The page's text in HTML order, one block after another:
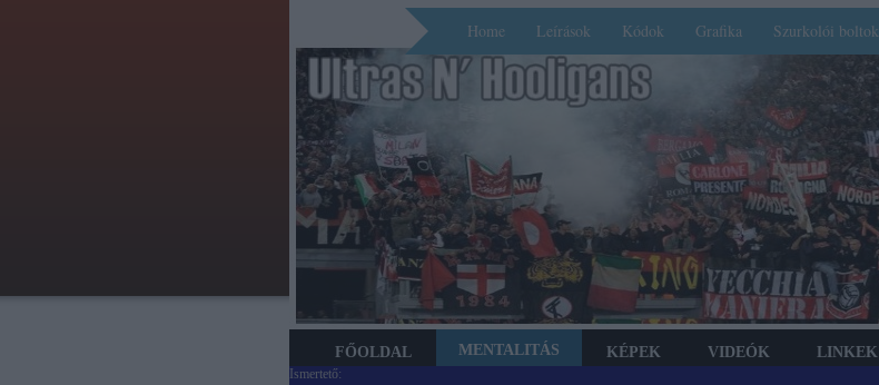
Home Leírások Kódok Grafika Szurkolói boltok
FŐOLDAL MENTALITÁS KÉPEK VIDEÓK LINKEK
Ismertető: